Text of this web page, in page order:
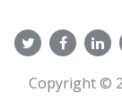
Copyright ©